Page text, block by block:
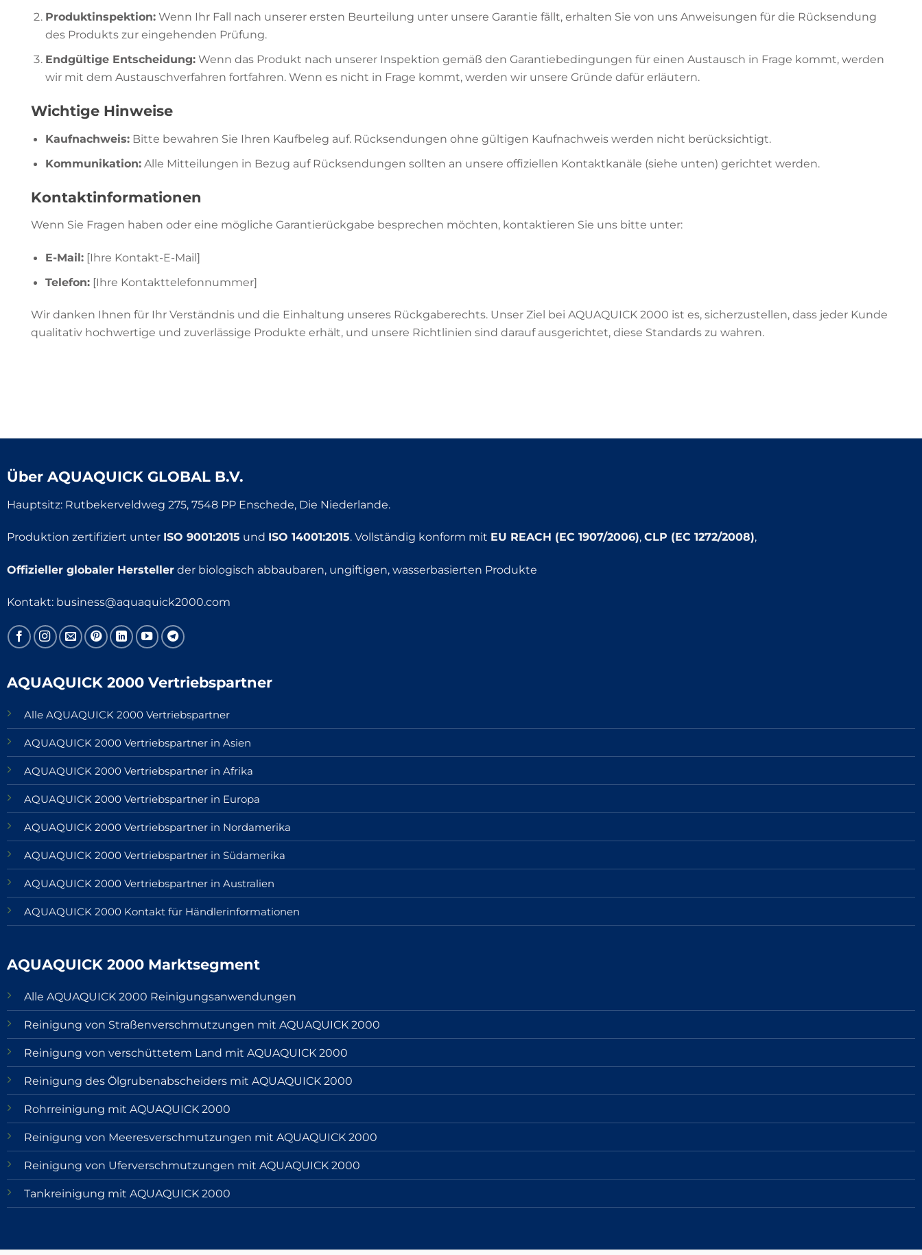
Produktinspektion: Wenn Ihr Fall nach unserer ersten Beurteilung unter unsere Garantie fällt, erhalten Sie von uns Anweisungen für die Rücksendung
des Produkts zur eingehenden Prüfung.
Endgültige Entscheidung: Wenn das Produkt nach unserer Inspektion gemäß den Garantiebedingungen für einen Austausch in Frage kommt, werden
wir mit dem Austauschverfahren fortfahren. Wenn es nicht in Frage kommt, werden wir unsere Gründe dafür erläutern.
Wichtige Hinweise
Kaufnachweis: Bitte bewahren Sie Ihren Kaufbeleg auf. Rücksendungen ohne gültigen Kaufnachweis werden nicht berücksichtigt.
Kommunikation: Alle Mitteilungen in Bezug auf Rücksendungen sollten an unsere offiziellen Kontaktkanäle (siehe unten) gerichtet werden.
Kontaktinformationen
Wenn Sie Fragen haben oder eine mögliche Garantierückgabe besprechen möchten, kontaktieren Sie uns bitte unter:
E-Mail: [Ihre Kontakt-E-Mail]
Telefon: [Ihre Kontakttelefonnummer]
Wir danken Ihnen für Ihr Verständnis und die Einhaltung unseres Rückgaberechts. Unser Ziel bei AQUAQUICK 2000 ist es, sicherzustellen, dass jeder Kunde
qualitativ hochwertige und zuverlässige Produkte erhält, und unsere Richtlinien sind darauf ausgerichtet, diese Standards zu wahren.
Über AQUAQUICK GLOBAL B.V.
Hauptsitz: Rutbekerveldweg 275, 7548 PP Enschede, Die Niederlande.
Produktion zertifiziert unter ISO 9001:2015 und ISO 14001:2015. Vollständig konform mit EU REACH (EC 1907/2006), CLP (EC 1272/2008),
Offizieller globaler Herstellerder biologisch abbaubaren, ungiftigen, wasserbasierten Produkte
Kontakt: business@aquaquick2000.com
AQUAQUICK 2000 Vertriebspartner
Alle AQUAQUICK 2000 Vertriebspartner
AQUAQUICK 2000 Vertriebspartner in Asien
AQUAQUICK 2000 Vertriebspartner in Afrika
AQUAQUICK 2000 Vertriebspartner in Europa
AQUAQUICK 2000 Vertriebspartner in Nordamerika
AQUAQUICK 2000 Vertriebspartner in Südamerika
AQUAQUICK 2000 Vertriebspartner in Australien
AQUAQUICK 2000 Kontakt für Händlerinformationen
AQUAQUICK 2000 Marktsegment
Alle AQUAQUICK 2000 Reinigungsanwendungen
Reinigung von Straßenverschmutzungen mit AQUAQUICK 2000
Reinigung von verschüttetem Land mit AQUAQUICK 2000
Reinigung des Ölgrubenabscheiders mit AQUAQUICK 2000
Rohrreinigung mit AQUAQUICK 2000
Reinigung von Meeresverschmutzungen mit AQUAQUICK 2000
Reinigung von Uferverschmutzungen mit AQUAQUICK 2000
Tankreinigung mit AQUAQUICK 2000